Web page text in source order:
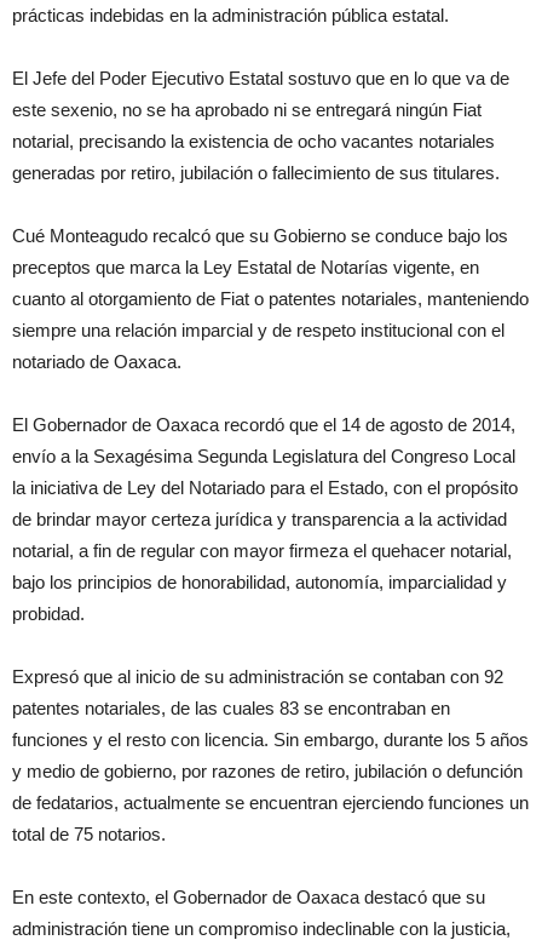
prácticas indebidas en la administración pública estatal.
El Jefe del Poder Ejecutivo Estatal sostuvo que en lo que va de
este sexenio, no se ha aprobado ni se entregará ningún Fiat
notarial, precisando la existencia de ocho vacantes notariales
generadas por retiro, jubilación o fallecimiento de sus titulares.
Cué Monteagudo recalcó que su Gobierno se conduce bajo los
preceptos que marca la Ley Estatal de Notarías vigente, en
cuanto al otorgamiento de Fiat o patentes notariales, manteniendo
siempre una relación imparcial y de respeto institucional con el
notariado de Oaxaca.
El Gobernador de Oaxaca recordó que el 14 de agosto de 2014,
envío a la Sexagésima Segunda Legislatura del Congreso Local
la iniciativa de Ley del Notariado para el Estado, con el propósito
de brindar mayor certeza jurídica y transparencia a la actividad
notarial, a fin de regular con mayor firmeza el quehacer notarial,
bajo los principios de honorabilidad, autonomía, imparcialidad y
probidad.
Expresó que al inicio de su administración se contaban con 92
patentes notariales, de las cuales 83 se encontraban en
funciones y el resto con licencia. Sin embargo, durante los 5 años
y medio de gobierno, por razones de retiro, jubilación o defunción
de fedatarios, actualmente se encuentran ejerciendo funciones un
total de 75 notarios.
En este contexto, el Gobernador de Oaxaca destacó que su
administración tiene un compromiso indeclinable con la justicia,